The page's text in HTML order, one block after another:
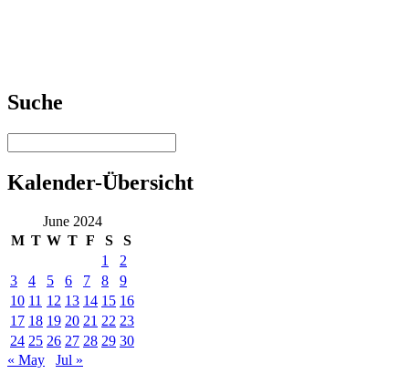
Suche
Kalender-Übersicht
June 2024
M T W T F S
S
1
2
3
4 5 6 7 8
9
10 11 12 13 14 15 16
17 18 19 20 21 22 23
24 25 26 27 28 29 30
« May
Jul »